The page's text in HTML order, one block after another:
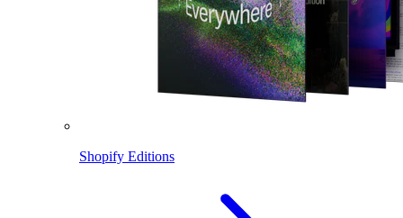
Shopify Editions